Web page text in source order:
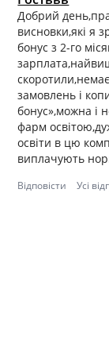
Добрий
висновки,які я
бонус з 2-го
замовлень і
бонус»,можна і
фарм
освіти в цю
виплачують
Відповісти Усі